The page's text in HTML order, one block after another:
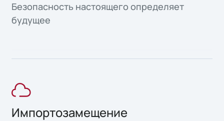
Безопасность настоящего определяет
будущее
Импортозамещение